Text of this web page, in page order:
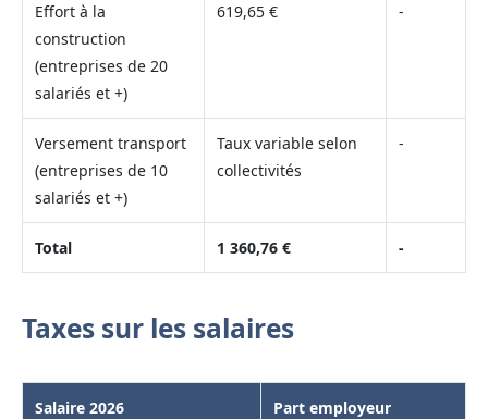
Effort à la
construction
(entreprises de 20
salariés et +)
619,65 € -
Versement transport
(entreprises de 10
salariés et +)
Taux variable selon
collectivités
-
Total 1 360,76 € -
Taxes sur les salaires
Salaire 2026 Part employeur